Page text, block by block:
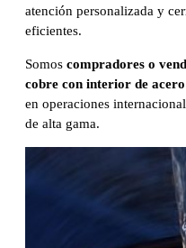
atención personalizada y
eficientes.
Somos compradores o
cobre con interior de acero
en operaciones
de alta gama.